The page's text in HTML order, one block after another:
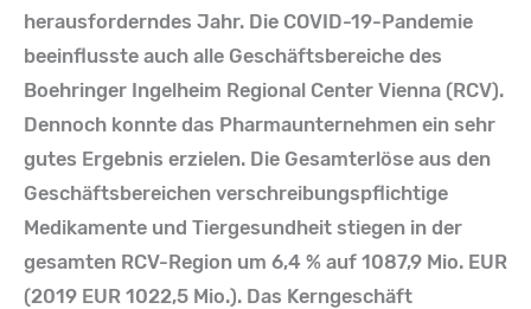
herausforderndes Jahr. Die COVID-19-Pandemie
beeinflusste auch alle Geschäftsbereiche des
Boehringer Ingelheim Regional Center Vienna (RCV).
Dennoch konnte das Pharmaunternehmen ein sehr
gutes Ergebnis erzielen. Die Gesamterlöse aus den
Geschäftsbereichen verschreibungspflichtige
Medikamente und Tiergesundheit stiegen in der
gesamten RCV-Region um 6,4 % auf 1087,9 Mio. EUR
(2019 EUR 1022,5 Mio.). Das Kerngeschäft